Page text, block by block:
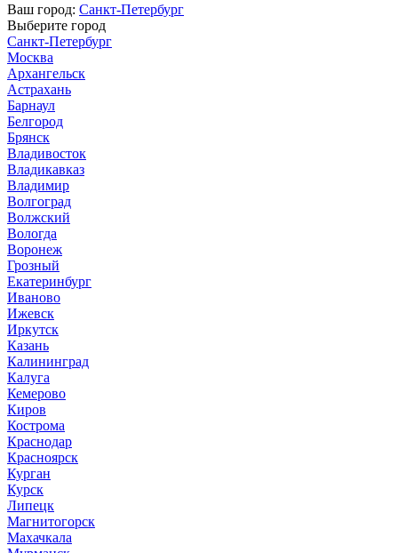
Ваш город: Санкт-Петербург
Выберите город
Санкт-Петербург
Москва
Архангельск
Астрахань
Барнаул
Белгород
Брянск
Владивосток
Владикавказ
Владимир
Волгоград
Волжский
Вологда
Воронеж
Грозный
Екатеринбург
Иваново
Ижевск
Иркутск
Казань
Калининград
Калуга
Кемерово
Киров
Кострома
Краснодар
Красноярск
Курган
Курск
Липецк
Магнитогорск
Махачкала